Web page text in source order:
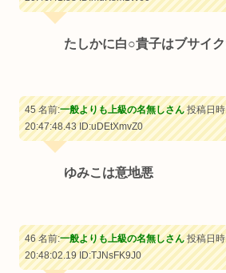
たしかに白○貴子はブサイ
45 名前:一般よりも上級の名無しさん投稿日
20:47:48.43ID:uDEtXmvZ0
ゆみこは意地悪
46 名前:一般よりも上級の名無しさん投稿日
20:48:02.19ID:TJNsFK9J0